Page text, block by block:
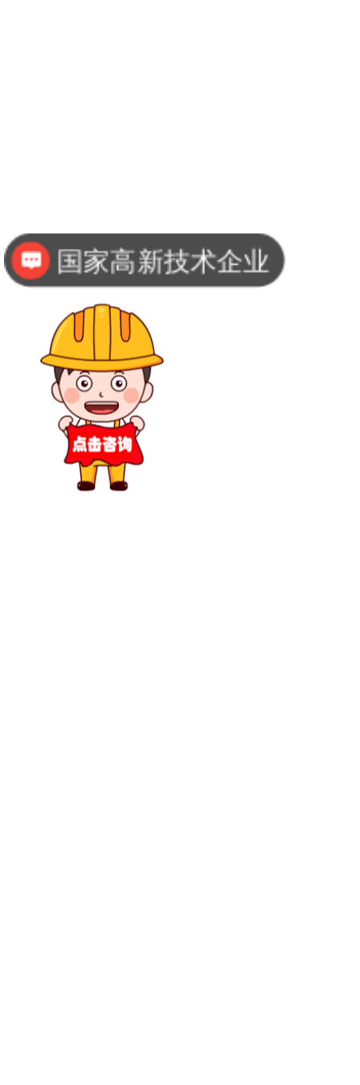
国家高新技术企业